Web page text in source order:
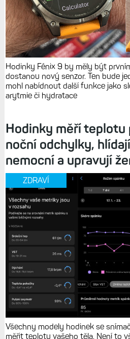
Hodinky Fénix 9 by měly být
dostanou nový senzor. Ten bude
mohl nabídnout další funkce jako
arytmie či hydratace
Hodinky měří teplotu
noční odchylky,
nemocní a upravují
ZDRAVÍ
Všechny modely hodinek se
měřit teplotu vašeho těla. Není to